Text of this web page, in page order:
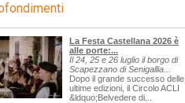
La Festa Castellana 2026 è
alle porte:...
Il 24, 25 e 26 luglio il borgo di
Scapezzano di Senigallia...
Dopo il grande successo delle
ultime edizioni, il Circolo ACLI
&ldquo;Belvedere di...